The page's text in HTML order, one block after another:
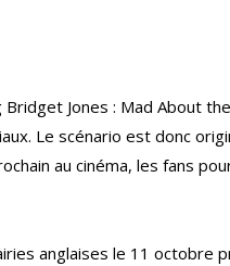
Jones : Mad About
Le scénario est donc
au cinéma, les fans
anglaises le 11 octobre